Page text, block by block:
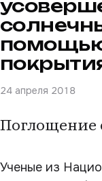
24 апреля 2018
Поглощение
Ученые из